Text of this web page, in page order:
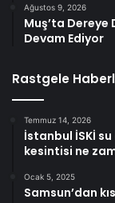
Ağustos 9, 2026
Muş’ta Dereye
Devam Ediyor
Rastgele
Temmuz 14, 2026
İstanbul İSKİ
kesintisi ne
Ocak 5, 2025
Samsun’dan